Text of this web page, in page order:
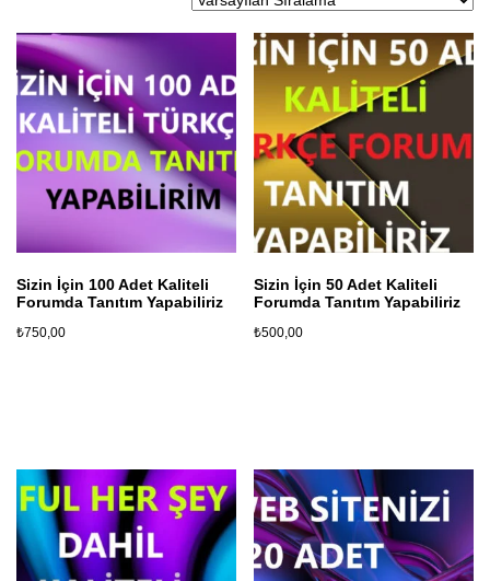
Sizin İçin 100 Adet Kaliteli
Forumda Tanıtım Yapabiliriz
₺750,00
Sizin İçin 50 Adet Kaliteli
Forumda Tanıtım Yapabiliriz
₺500,00